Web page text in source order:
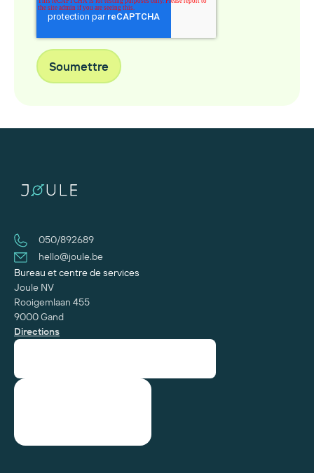
050/892689
hello@joule.be
Bureau et centre de services
Joule NV
Rooigemlaan 455
9000 Gand
Directions